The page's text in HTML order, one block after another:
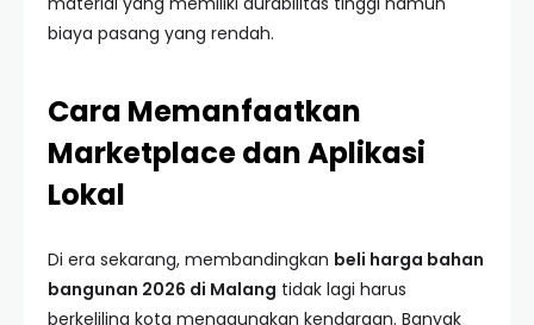
biaya pasang yang rendah.
Cara Memanfaatkan
Marketplace dan Aplikasi
Lokal
Di era sekarang, membandingkan beli harga bahan
bangunan 2026 di Malang tidak lagi harus
berkeliling kota menggunakan kendaraan. Banyak